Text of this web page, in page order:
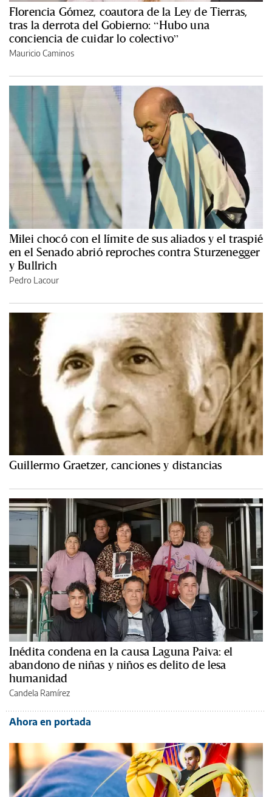
Florencia Gómez, coautora de la Ley de Tierras,
tras la derrota del Gobierno: “Hubo una
conciencia de cuidar lo colectivo”
Mauricio Caminos
Milei chocó con el límite de sus aliados y el traspié
en el Senado abrió reproches contra Sturzenegger
y Bullrich
Pedro Lacour
Guillermo Graetzer, canciones y distancias
Inédita condena en la causa Laguna Paiva: el
abandono de niñas y niños es delito de lesa
humanidad
Candela Ramírez
Ahora en portada